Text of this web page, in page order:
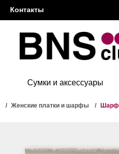
Контакты
Сумки и аксессуары
Женские платки и шарфы Шарф